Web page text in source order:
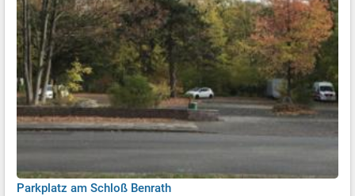
Parkplatz am Schloß Benrath